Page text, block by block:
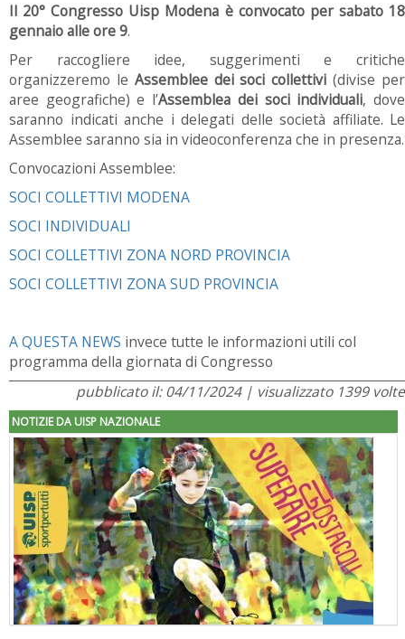
Il 20° Congresso Uisp Modena è convocato per sabato 18
gennaio alle ore 9.
Per raccogliere idee, suggerimenti e critiche
organizzeremo le Assemblee dei soci collettivi (divise per
aree geografiche) e l’Assemblea dei soci individuali, dove
saranno indicati anche i delegati delle società affiliate. Le
Assemblee saranno sia in videoconferenza che in presenza.
Convocazioni Assemblee:
SOCI COLLETTIVI MODENA
SOCI INDIVIDUALI
SOCI COLLETTIVI ZONA NORD PROVINCIA
SOCI COLLETTIVI ZONA SUD PROVINCIA
A QUESTA NEWS invece tutte le informazioni utili col
programma della giornata di Congresso
pubblicato il: 04/11/2024 | visualizzato 1399 volte
NOTIZIE DA UISP NAZIONALE